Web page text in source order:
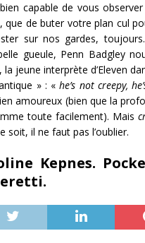
capable de vous
que de buter votre plan cul
sur nos gardes, toujours.
gueule, Penn Badgley
jeune interprète d’Eleven
» : «he’s not creepy,
amoureux (bien que la
toute facilement). Mais
soit, il ne faut pas l’oublier.
Kepnes.